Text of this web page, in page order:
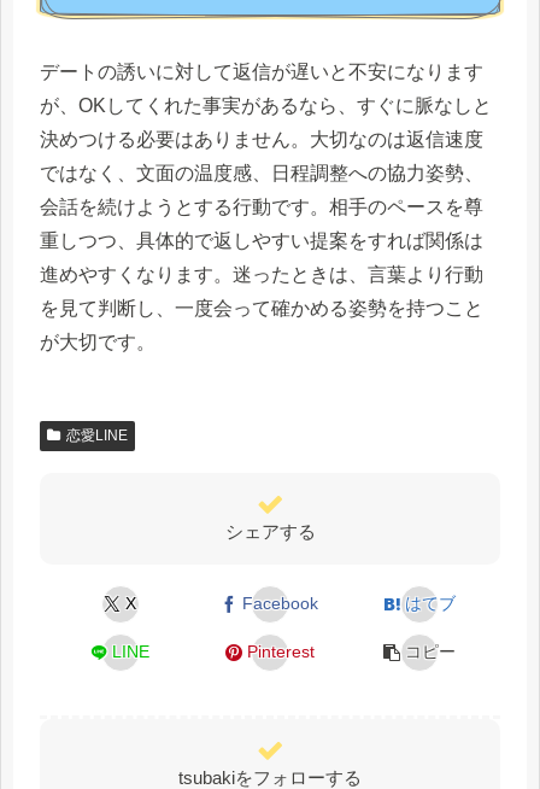
デートの誘いに対して返信が遅いと不安になります
が、OKしてくれた事実があるなら、すぐに脈なしと
決めつける必要はありません。大切なのは返信速度
ではなく、文面の温度感、日程調整への協力姿勢、
会話を続けようとする行動です。相手のペースを尊
重しつつ、具体的で返しやすい提案をすれば関係は
進めやすくなります。迷ったときは、言葉より行動
を見て判断し、一度会って確かめる姿勢を持つこと
が大切です。
恋愛LINE
シェアする
X Facebook はてブ
LINE Pinterest コピー
tsubakiをフォローする